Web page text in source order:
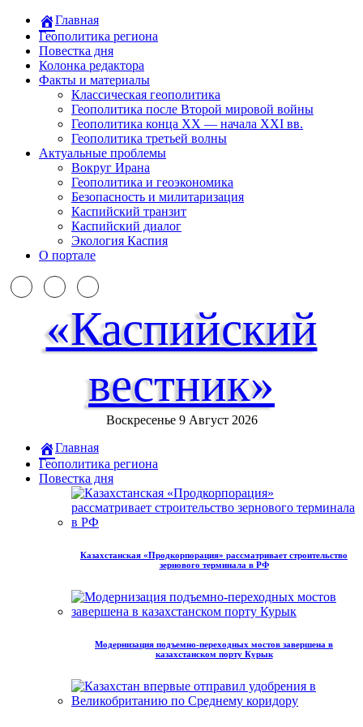
Главная
Геополитика региона
Повестка дня
Колонка редактора
Факты и материалы
Классическая геополитика
Геополитика после Второй мировой войны
Геополитика конца XX — начала XXI вв.
Геополитика третьей волны
Актуальные проблемы
Вокруг Ирана
Геополитика и геоэкономика
Безопасность и милитаризация
Каспийский транзит
Каспийский диалог
Экология Каспия
О портале
«Каспийский
вестник»
Воскресенье 9 Август 2026
Главная
Геополитика региона
Повестка дня
Казахстанская «Продкорпорация» рассматривает строительство
зернового терминала в РФ
Модернизация подъемно-переходных мостов завершена в
казахстанском порту Курык